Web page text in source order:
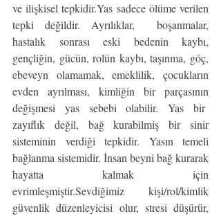
ve ilişkisel tepkidir.Yas sadece ölüme verilen
tepki değildir. Ayrılıklar,  boşanmalar,
hastalık sonrası eski bedenin kaybı,
gençliğin, gücün, rolün kaybı, taşınma, göç,
ebeveyn olamamak, emeklilik, çocukların
evden ayrılması, kimliğin bir parçasının
değişmesi yas sebebi olabilir. Yas bir
zayıflık değil, bağ kurabilmiş bir sinir
sisteminin verdiği tepkidir. Yasın temeli
bağlanma sistemidir. İnsan beyni bağ kurarak
hayatta kalmak için
evrimleşmiştir.Sevdiğimiz kişi/rol/kimlik
güvenlik düzenleyicisi olur, stresi düşürür,